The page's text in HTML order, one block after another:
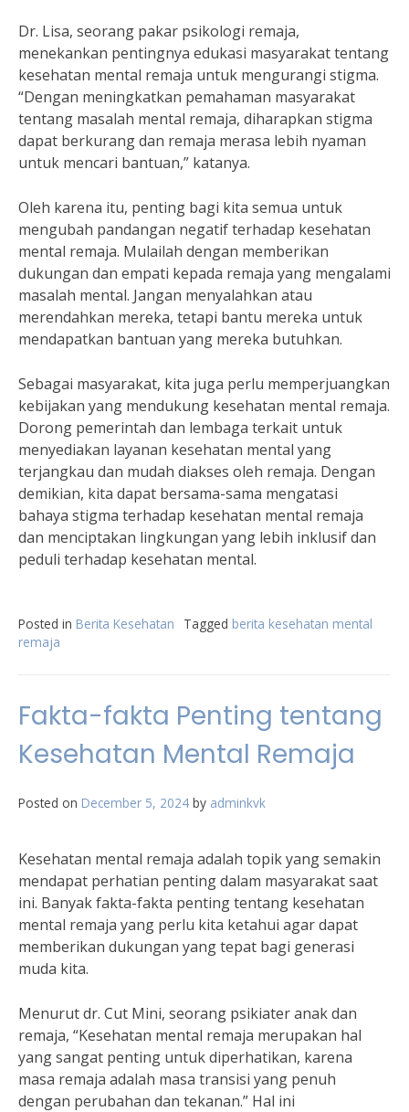
Dr. Lisa, seorang pakar psikologi remaja,
menekankan pentingnya edukasi masyarakat tentang
kesehatan mental remaja untuk mengurangi stigma.
“Dengan meningkatkan pemahaman masyarakat
tentang masalah mental remaja, diharapkan stigma
dapat berkurang dan remaja merasa lebih nyaman
untuk mencari bantuan,” katanya.
Oleh karena itu, penting bagi kita semua untuk
mengubah pandangan negatif terhadap kesehatan
mental remaja. Mulailah dengan memberikan
dukungan dan empati kepada remaja yang mengalami
masalah mental. Jangan menyalahkan atau
merendahkan mereka, tetapi bantu mereka untuk
mendapatkan bantuan yang mereka butuhkan.
Sebagai masyarakat, kita juga perlu memperjuangkan
kebijakan yang mendukung kesehatan mental remaja.
Dorong pemerintah dan lembaga terkait untuk
menyediakan layanan kesehatan mental yang
terjangkau dan mudah diakses oleh remaja. Dengan
demikian, kita dapat bersama-sama mengatasi
bahaya stigma terhadap kesehatan mental remaja
dan menciptakan lingkungan yang lebih inklusif dan
peduli terhadap kesehatan mental.
Posted in Berita Kesehatan Tagged berita kesehatan mental
remaja
Fakta-fakta Penting tentang
Kesehatan Mental Remaja
Posted on December 5, 2024 by adminkvk
Kesehatan mental remaja adalah topik yang semakin
mendapat perhatian penting dalam masyarakat saat
ini. Banyak fakta-fakta penting tentang kesehatan
mental remaja yang perlu kita ketahui agar dapat
memberikan dukungan yang tepat bagi generasi
muda kita.
Menurut dr. Cut Mini, seorang psikiater anak dan
remaja, “Kesehatan mental remaja merupakan hal
yang sangat penting untuk diperhatikan, karena
masa remaja adalah masa transisi yang penuh
dengan perubahan dan tekanan.” Hal ini